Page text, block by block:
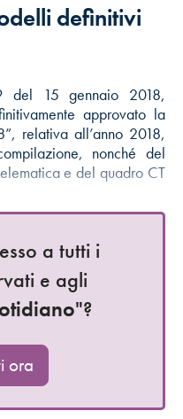
definitivi
del 15 gennaio 2018,
approvato la
relativa all’anno 2018,
nonché del
e del quadro CT
a tutti i
e agli
"?
ora